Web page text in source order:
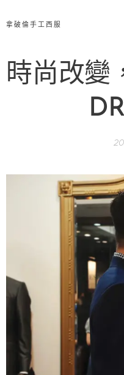
拿破倫手工西服
時尚改變